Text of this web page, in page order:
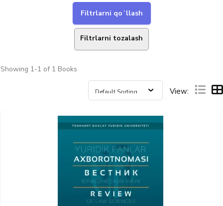
Filtrlarni tozalash
Showing 1-1 of 1 Books
View: